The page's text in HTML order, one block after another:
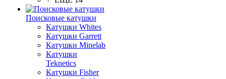
Поисковые катушки
Катушки Whites
Катушки Garrett
Катушки Minelab
Катушки
Teknetics
Катушки Fisher